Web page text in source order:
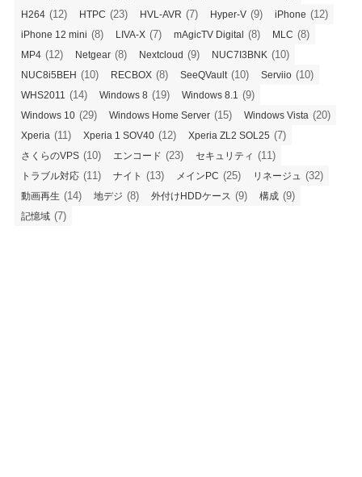
H264 (12) HTPC (23) HVL-AVR (7) Hyper-V (9) iPhone (12)
iPhone 12 mini (8) LIVA-X (7) mAgicTV Digital (8) MLC (8)
MP4 (12) Netgear (8) Nextcloud (9) NUC7I3BNK (10)
NUC8i5BEH (10) RECBOX (8) SeeQVault (10) Serviio (10)
WHS2011 (14) Windows 8 (19) Windows 8.1 (9)
Windows 10 (29) Windows Home Server (15) Windows Vista (20)
Xperia (11) Xperia 1 SOV40 (12) Xperia ZL2 SOL25 (7)
さくらのVPS (10) エンコード (23) セキュリティ (11)
トラブル対応 (11) ナイト (13) メインPC (25) リネージュ (32)
動画再生 (14) 地デジ (8) 外付けHDDケース (9) 構成 (9)
記憶域 (7)